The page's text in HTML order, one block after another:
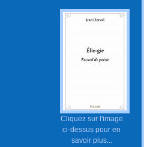
Cliquez sur l'image
ci-dessus pour en
savoir plus...